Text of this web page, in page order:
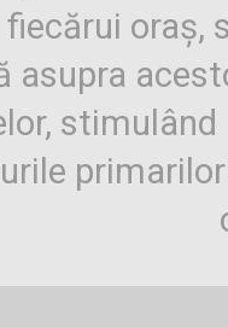
oraș,
asupra